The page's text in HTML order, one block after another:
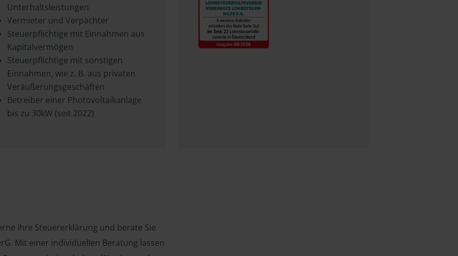
Unterhaltsleistungen
Vermieter und Verpächter
Steuerpflichtige mit Einnahmen aus
Kapitalvermögen
Steuerpflichtige mit sonstigen
Einnahmen, wie z. B. aus privaten
Veräußerungsgeschäften
Betreiber einer Photovoltaikanlage
bis zu 30kW (seit 2022)
Ihre Steuererklärung und berate Sie
Mit einer individuellen Beratung lassen